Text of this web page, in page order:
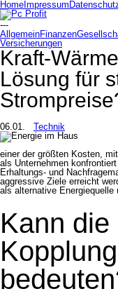
Home Impressum
---
AllgemeinFinanzen
Versicherungen
Kraft-
Lösung für
06.01.
Technik
einer der größten Kosten,
als Unternehmen
Erhaltungs- und
aggressive Ziele erreicht
als alternative Energiequelle
Kann